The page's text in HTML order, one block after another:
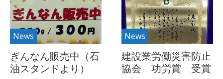
News
ぎんなん販売中（石
油スタンドより）
News
建設業労働災害防止
協会 功労賞 受賞